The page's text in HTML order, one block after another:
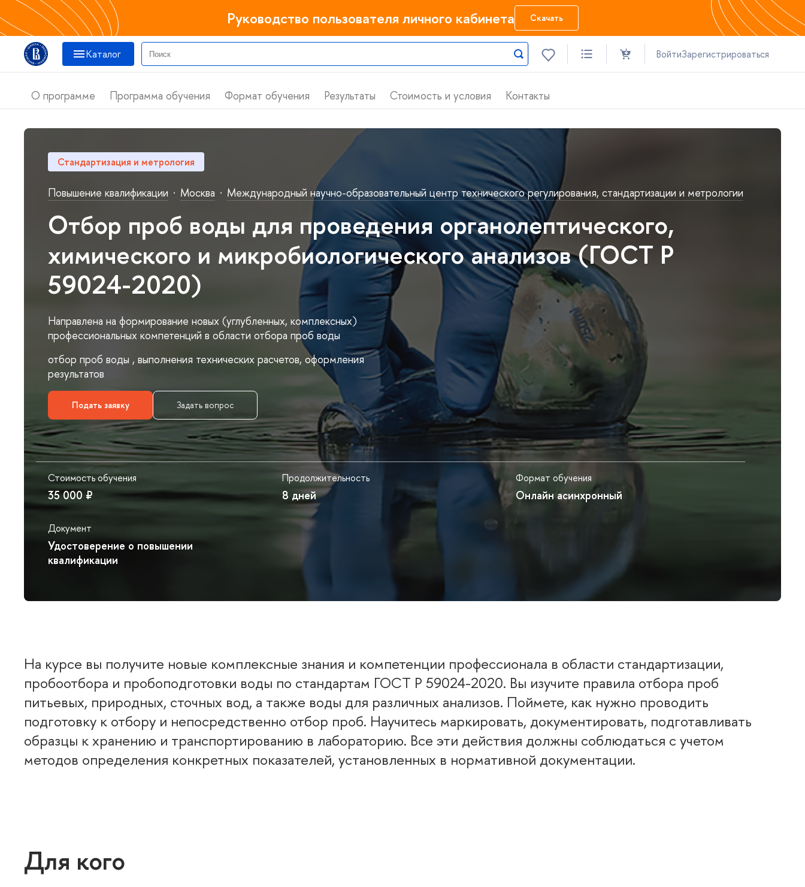
Руководство пользователя личного кабинета Скачать
Каталог ВойтиЗарегистрироваться
О программе Программа обучения Формат обучения Результаты Стоимость и условия Контакты
Стандартизация и метрология
Повышение квалификации · Москва · Международный научно-образовательный центр технического регулирования, стандартизации и метрологии
Отбор проб воды для проведения органолептического,
химического и микробиологического анализов (ГОСТ Р
59024-2020)
Направлена на формирование новых (углубленных, комплексных)
профессиональных компетенций в области отбора проб воды
отбор проб воды , выполнения технических расчетов, оформления
результатов
Подать заявку Задать вопрос
Стоимость обучения
35 000 ₽
Продолжительность
8 дней
Формат обучения
Онлайн асинхронный
Документ
Удостоверение о повышении
квалификации
На курсе вы получите новые комплексные знания и компетенции профессионала в области стандартизации,
пробоотбора и пробоподготовки воды по стандартам ГОСТ Р 59024-2020. Вы изучите правила отбора проб
питьевых, природных, сточных вод, а также воды для различных анализов. Поймете, как нужно проводить
подготовку к отбору и непосредственно отбор проб. Научитесь маркировать, документировать, подготавливать
образцы к хранению и транспортированию в лабораторию. Все эти действия должны соблюдаться с учетом
методов определения конкретных показателей, установленных в нормативной документации.
Для кого